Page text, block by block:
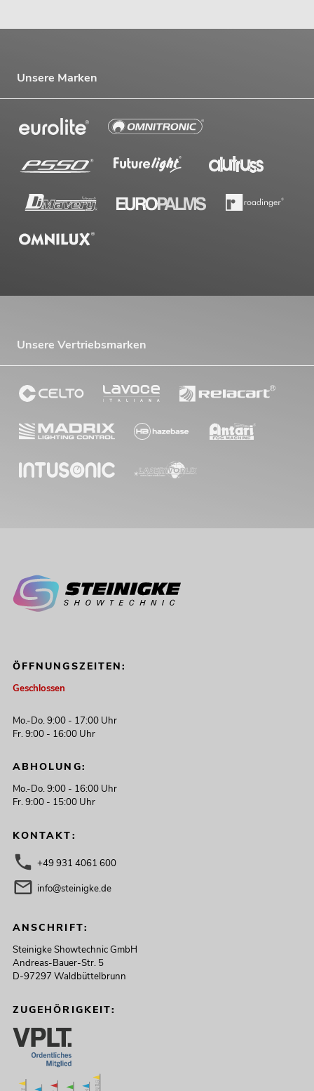
Unsere Marken
Unsere Vertriebsmarken
ÖFFNUNGSZEITEN:
Geschlossen
Mo.-Do. 9:00 - 17:00 Uhr
Fr. 9:00 - 16:00 Uhr
ABHOLUNG:
Mo.-Do. 9:00 - 16:00 Uhr
Fr. 9:00 - 15:00 Uhr
KONTAKT:
+49 931 4061 600
info@steinigke.de
ANSCHRIFT:
Steinigke Showtechnic GmbH
Andreas-Bauer-Str. 5
D-97297 Waldbüttelbrunn
ZUGEHÖRIGKEIT: